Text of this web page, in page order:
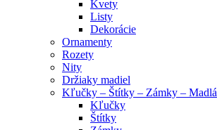
Kvety
Listy
Dekorácie
Ornamenty
Rozety
Nity
Držiaky madiel
Kľučky – Štítky – Zámky – Madlá
Kľučky
Štítky